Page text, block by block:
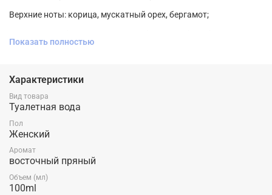
Верхние ноты: корица, мускатный орех, бергамот;
Показать полностью
Характеристики
Вид товара
Туалетная вода
Пол
Женский
Аромат
восточный пряный
Объем (мл)
100ml